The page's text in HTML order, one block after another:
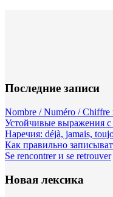
Последние записи
Nombre / Numéro /
Устойчивые выражения с
Наречия: déjà, jamais,
Как правильно
Se rencontrer и se retrouver
Новая лексика